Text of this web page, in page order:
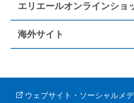
エリエールオンラインショ
海外サイト
ウェブサイト・ソーシャルメ